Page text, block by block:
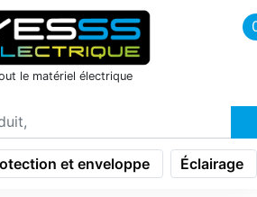
le matériel électrique
et enveloppe Éclairage